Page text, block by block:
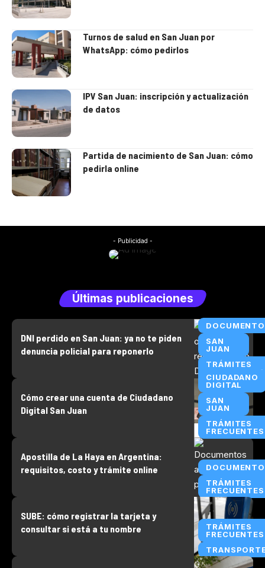
Turnos de salud en San Juan por
WhatsApp: cómo pedirlos
IPV San Juan: inscripción y actualización
de datos
Partida de nacimiento de San Juan: cómo
pedirla online
- Publicidad -
Últimas publicaciones
SAN
JUAN
TRÁMITES
FRECUENTES
DNI perdido en San Juan: ya no te piden
denuncia policial para reponerlo
CIUDADANO
DIGITAL
SAN
JUAN
TRÁMITES
FRECUENTES
Cómo crear una cuenta de Ciudadano
Digital San Juan
TRÁMITES
FRECUENTES
Apostilla de La Haya en Argentina:
requisitos, costo y trámite online
TRÁMITES
FRECUENTES
SUBE: cómo registrar la tarjeta y
consultar si está a tu nombre